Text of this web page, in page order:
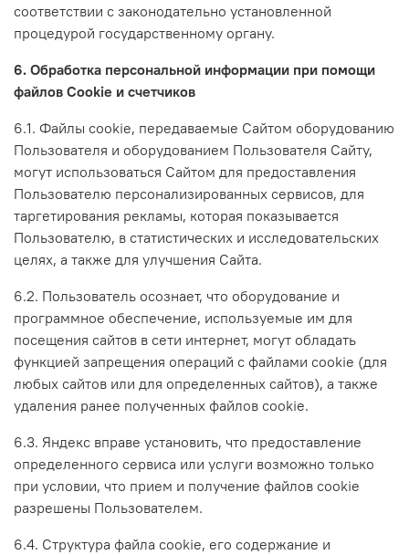
соответствии с законодательно установленной
процедурой государственному органу.
6. Обработка персональной информации при помощи
файлов Cookie и счетчиков
6.1. Файлы cookie, передаваемые Сайтом оборудованию
Пользователя и оборудованием Пользователя Сайту,
могут использоваться Сайтом для предоставления
Пользователю персонализированных сервисов, для
таргетирования рекламы, которая показывается
Пользователю, в статистических и исследовательских
целях, а также для улучшения Сайта.
6.2. Пользователь осознает, что оборудование и
программное обеспечение, используемые им для
посещения сайтов в сети интернет, могут обладать
функцией запрещения операций с файлами cookie (для
любых сайтов или для определенных сайтов), а также
удаления ранее полученных файлов cookie.
6.3. Яндекс вправе установить, что предоставление
определенного сервиса или услуги возможно только
при условии, что прием и получение файлов cookie
разрешены Пользователем.
6.4. Структура файла cookie, его содержание и